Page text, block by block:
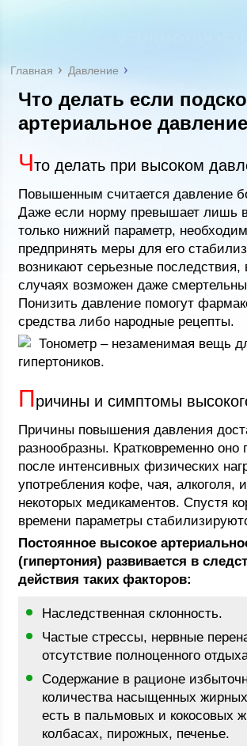
Главная Давление
Что делать если
артериальное давление
Что делать при высоком
Повышенным считается давление
Даже если норму превышает лишь
только нижний параметр,
предпринять меры для его
возникают серьезные последствия,
случаях возможен даже
Понизить давление помогут
средства либо народные рецепты.
Тонометр – незаменимая вещь
гипертоников.
Причины и симптомы
Причины повышения давления
разнообразны. Кратковременно оно
после интенсивных физических
употребления кофе, чая, алкоголя,
некоторых медикаментов. Спустя
времени параметры
Постоянное высокое
(гипертония) развивается в
действия таких факторов:
Наследственная склонность.
Частые стрессы, нервные
отсутствие полноценного
Содержание в рационе
количества насыщенных
есть в пальмовых и кокосовых
колбасах, пирожных, печенье.